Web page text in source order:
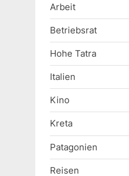
Arbeit
Betriebsrat
Hohe Tatra
Italien
Kino
Kreta
Patagonien
Reisen